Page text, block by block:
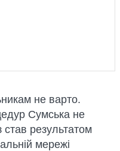
не варто.
Сумська не
результатом
мережі